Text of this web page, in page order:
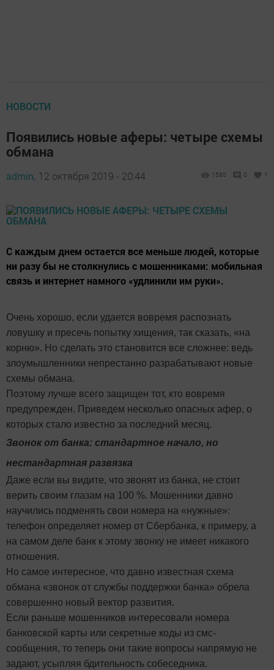
НОВОСТИ
Появились новые аферы: четыре схемы
обмана
admin, 12 октября 2019 - 20:44 1580 0 1
С каждым днем остается все меньше людей, которые
ни разу бы не столкнулись с мошенниками: мобильная
связь и интернет намного «удлинили им руки».
Очень хорошо, если удается вовремя распознать
ловушку и пресечь попытку хищения, так сказать, «на
корню». Но сделать это становится все сложнее: ведь
злоумышленники непрестанно разрабатывают новые
схемы обмана.
Поэтому лучше всего защищен тот, кто вовремя
предупрежден. Приведем несколько опасных афер, о
которых стало известно за последний месяц.
Звонок от банка: стандартное начало, но
нестандартная развязка
Даже если вы видите, что звонят из банка, не стоит
верить своим глазам на 100 %. Мошенники давно
научились подменять свои номера на «нужные»:
телефон определяет номер от Сбербанка, к примеру, а
на самом деле банк к этому звонку не имеет никакого
отношения.
Но самое интересное, что давно известная схема
обмана «звонок от службы поддержки банка» обрела
совершенно новый вектор развития.
Если раньше мошенников интересовали номера
банковской карты или секретные коды из смс-
сообщения, то теперь они такие вопросы напрямую не
задают, усыпляя бдительность собеседника.